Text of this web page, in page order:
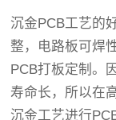
沉金PCB工艺的
整，电路板可焊
PCB打板定制。
寿命长，所以在
沉金工艺进行